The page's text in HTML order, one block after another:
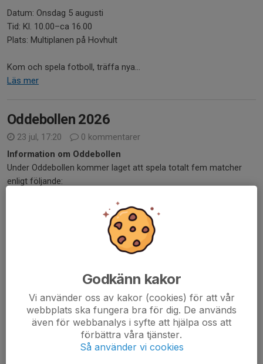
Datum: Onsdag 5 augusti
Tid: Kl. 10.00–ca 16.00
Plats: Multiplanen på Hovhult
Kom och spela fotboll, träffa nya...
Läs mer
Oddebollen 2026
23 jul, 17:20
0 kommentarer
Information om Oddebollen
Under Oddebollen kommer laget att spela totalt fem matcher
enligt följande:
Mellan vissa matcher kan det bli längre väntetider. Information
Sommaruppehåll
16 jun, 19:19
0 kommentarer
Godkänn kakor
Vi använder oss av kakor (cookies) för att vår
webbplats ska fungera bra för dig. De används
även för webbanalys i syfte att hjälpa oss att
förbättra våra tjänster.
Så använder vi cookies